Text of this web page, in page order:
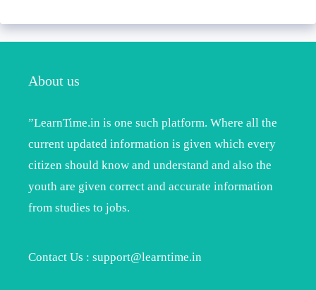
About us
”LearnTime.in is one such platform. Where all the
current updated information is given which every
citizen should know and understand and also the
youth are given correct and accurate information
from studies to jobs.
Contact Us : support@learntime.in